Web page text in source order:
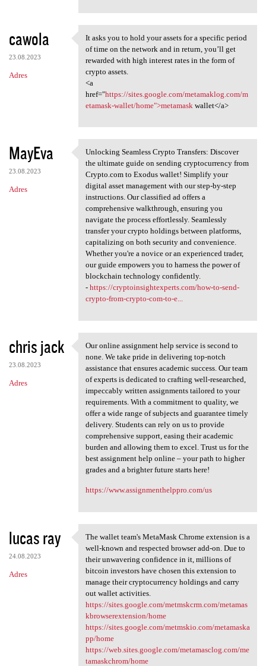
cawola
23.08.2023
Adres
It asks you to hold your
It asks you to hold your assets for a specific period
of time on the network and in return, you’ll get
rewarded with high interest rates in the form of
crypto assets.
<a
href="https://sites.google.com/metamaklog.com/m
etamask-wallet/home">metamask wallet</a>
MayEva
23.08.2023
Adres
Unlocking Seamless Crypto
Unlocking Seamless Crypto Transfers: Discover
the ultimate guide on sending cryptocurrency from
Crypto.com to Exodus wallet! Simplify your
digital asset management with our step-by-step
instructions. Our classified ad offers a
comprehensive walkthrough, ensuring you
navigate the process effortlessly. Seamlessly
transfer your crypto holdings between platforms,
capitalizing on both security and convenience.
Whether you're a novice or an experienced trader,
our guide empowers you to harness the power of
blockchain technology confidently.
- https://cryptoinsightexperts.com/how-to-send-
crypto-from-crypto-com-to-e...
chris jack
23.08.2023
Adres
Our online assignment help
Our online assignment help service is second to
none. We take pride in delivering top-notch
assistance that ensures academic success. Our team
of experts is dedicated to crafting well-researched,
impeccably written assignments tailored to your
requirements. With a commitment to quality, we
offer a wide range of subjects and guarantee timely
delivery. Students can rely on us to provide
comprehensive support, easing their academic
burden and allowing them to excel. Trust us for the
best assignment help online – your path to higher
grades and a brighter future starts here!
https://www.assignmenthelppro.com/us
lucas ray
24.08.2023
Adres
The wallet team's MetaMask
The wallet team's MetaMask Chrome extension is a
well-known and respected browser add-on. Due to
their unwavering confidence in it, millions of
bitcoin investors have chosen this extension to
manage their cryptocurrency holdings and carry
out wallet activities.
https://sites.google.com/metmskcrm.com/metamas
kbrowserextension/home
https://sites.google.com/metmskio.com/metamaska
pp/home
https://web.sites.google.com/metamasclog.com/me
tamaskchrom/home